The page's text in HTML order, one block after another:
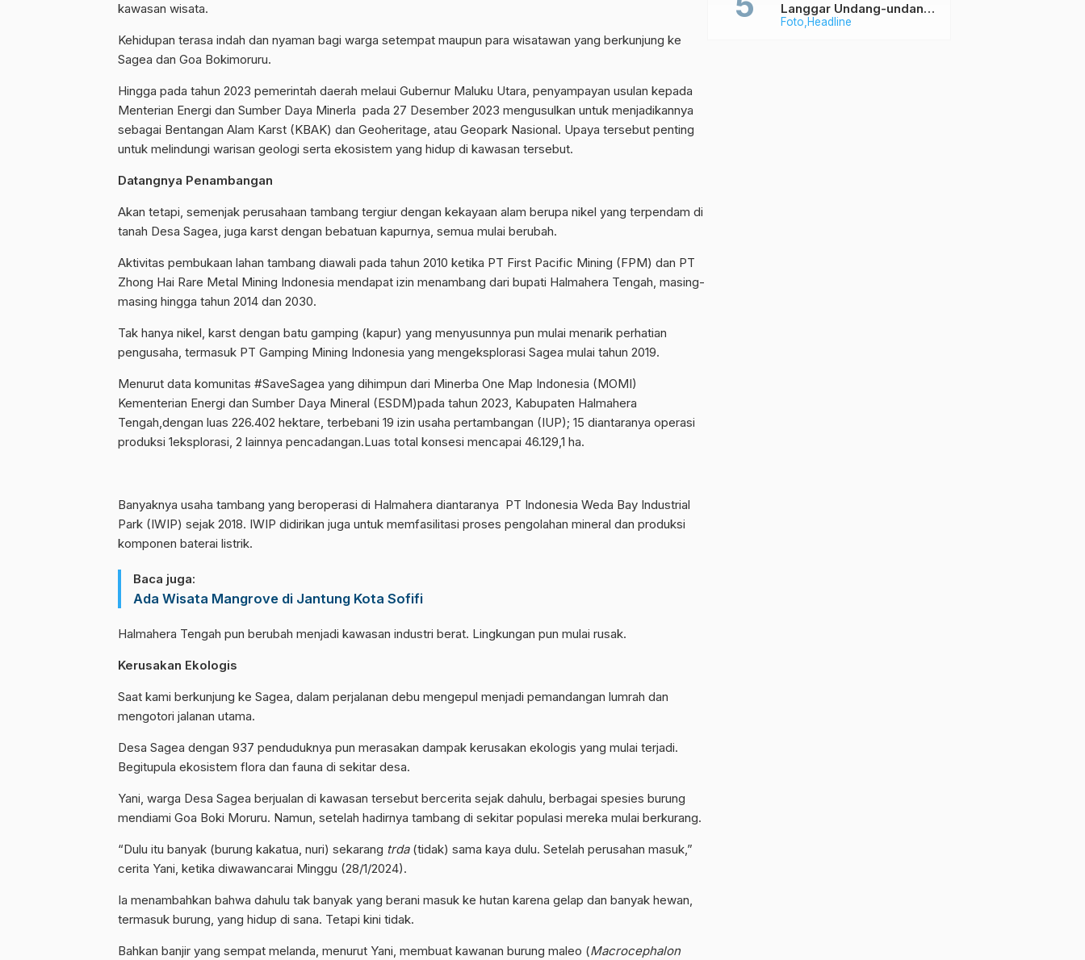
kawasan wisata.
Kehidupan terasa indah dan nyaman bagi warga setempat maupun para wisatawan yang berkunjung ke
Sagea dan Goa Bokimoruru.
Hingga pada tahun 2023 pemerintah daerah melaui Gubernur Maluku Utara, penyampayan usulan kepada
Menterian Energi dan Sumber Daya Minerla pada 27 Desember 2023 mengusulkan untuk menjadikannya
sebagai Bentangan Alam Karst (KBAK) dan Geoheritage, atau Geopark Nasional. Upaya tersebut penting
untuk melindungi warisan geologi serta ekosistem yang hidup di kawasan tersebut.
Datangnya Penambangan
Akan tetapi, semenjak perusahaan tambang tergiur dengan kekayaan alam berupa nikel yang terpendam di
tanah Desa Sagea, juga karst dengan bebatuan kapurnya, semua mulai berubah.
Aktivitas pembukaan lahan tambang diawali pada tahun 2010 ketika PT First Pacific Mining (FPM) dan PT
Zhong Hai Rare Metal Mining Indonesia mendapat izin menambang dari bupati Halmahera Tengah, masing-
masing hingga tahun 2014 dan 2030.
Tak hanya nikel, karst dengan batu gamping (kapur) yang menyusunnya pun mulai menarik perhatian
pengusaha, termasuk PT Gamping Mining Indonesia yang mengeksplorasi Sagea mulai tahun 2019.
Menurut data komunitas #SaveSagea yang dihimpun dari Minerba One Map Indonesia (MOMI)
Kementerian Energi dan Sumber Daya Mineral (ESDM)pada tahun 2023, Kabupaten Halmahera
Tengah,dengan luas 226.402 hektare, terbebani 19 izin usaha pertambangan (IUP); 15 diantaranya operasi
produksi 1eksplorasi, 2 lainnya pencadangan.Luas total konsesi mencapai 46.129,1 ha.
Banyaknya usaha tambang yang beroperasi di Halmahera diantaranya PT Indonesia Weda Bay Industrial
Park (IWIP) sejak 2018. IWIP didirikan juga untuk memfasilitasi proses pengolahan mineral dan produksi
komponen baterai listrik.
Baca juga:
Ada Wisata Mangrove di Jantung Kota Sofifi
Halmahera Tengah pun berubah menjadi kawasan industri berat. Lingkungan pun mulai rusak.
Kerusakan Ekologis
Saat kami berkunjung ke Sagea, dalam perjalanan debu mengepul menjadi pemandangan lumrah dan
mengotori jalanan utama.
Desa Sagea dengan 937 penduduknya pun merasakan dampak kerusakan ekologis yang mulai terjadi.
Begitupula ekosistem flora dan fauna di sekitar desa.
Yani, warga Desa Sagea berjualan di kawasan tersebut bercerita sejak dahulu, berbagai spesies burung
mendiami Goa Boki Moruru. Namun, setelah hadirnya tambang di sekitar populasi mereka mulai berkurang.
“Dulu itu banyak (burung kakatua, nuri) sekarang trda(tidak) sama kaya dulu. Setelah perusahan masuk,”
cerita Yani, ketika diwawancarai Minggu (28/1/2024).
Ia menambahkan bahwa dahulu tak banyak yang berani masuk ke hutan karena gelap dan banyak hewan,
termasuk burung, yang hidup di sana. Tetapi kini tidak.
Bahkan banjir yang sempat melanda, menurut Yani, membuat kawanan burung maleo (Macrocephalon
Foto Headline
Langgar Undang-undang
Tapi Aman Saja